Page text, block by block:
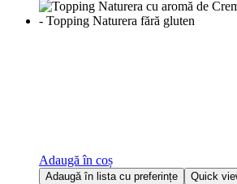
Adaugă în coș
Adaugă în lista cu preferințe Quick